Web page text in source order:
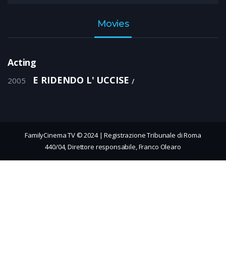
Movies
Acting
2005 E RIDENDO L' UCCISE
FamilyCinema TV © 2024 | Registrazione Tribunale di Roma
440/04, Direttore responsabile, Franco Olearo